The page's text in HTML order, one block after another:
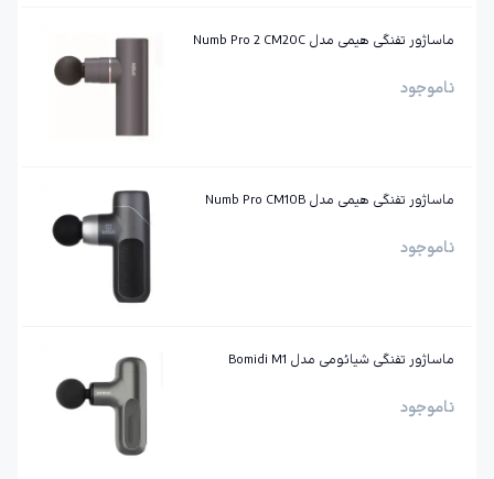
ماساژور تفنگی هیمی مدل Numb Pro 2 CM20C
ناموجود
ماساژور تفنگی هیمی مدل Numb Pro CM10B
ناموجود
ماساژور تفنگی شیائومی مدل Bomidi M1
ناموجود